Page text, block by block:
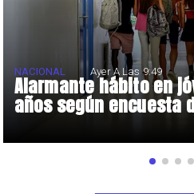
Alarmante hábito en
años según encuesta
NACIONAL Ayer A Las 9:49